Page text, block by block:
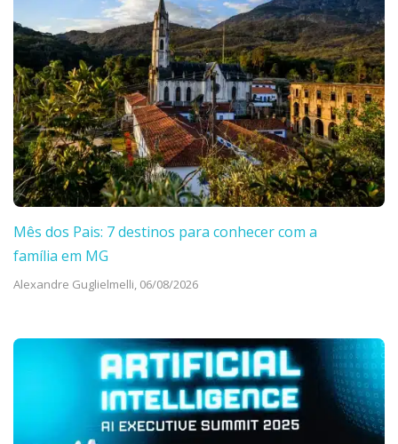
Mês dos Pais: 7 destinos para conhecer com a
família em MG
Alexandre Guglielmelli, 06/08/2026